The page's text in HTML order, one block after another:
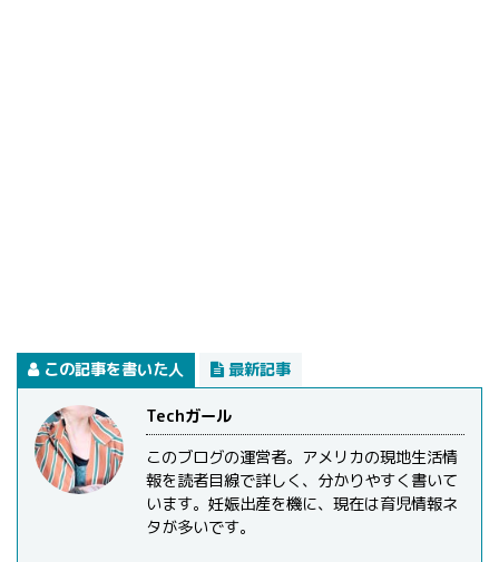
この記事を書いた人 最新記事
Techガール
このブログの運営者。アメリカの現地生活情
報を読者目線で詳しく、分かりやすく書いて
います。妊娠出産を機に、現在は育児情報ネ
タが多いです。